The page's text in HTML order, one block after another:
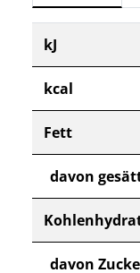
kJ
kcal
Fett
davon
davon